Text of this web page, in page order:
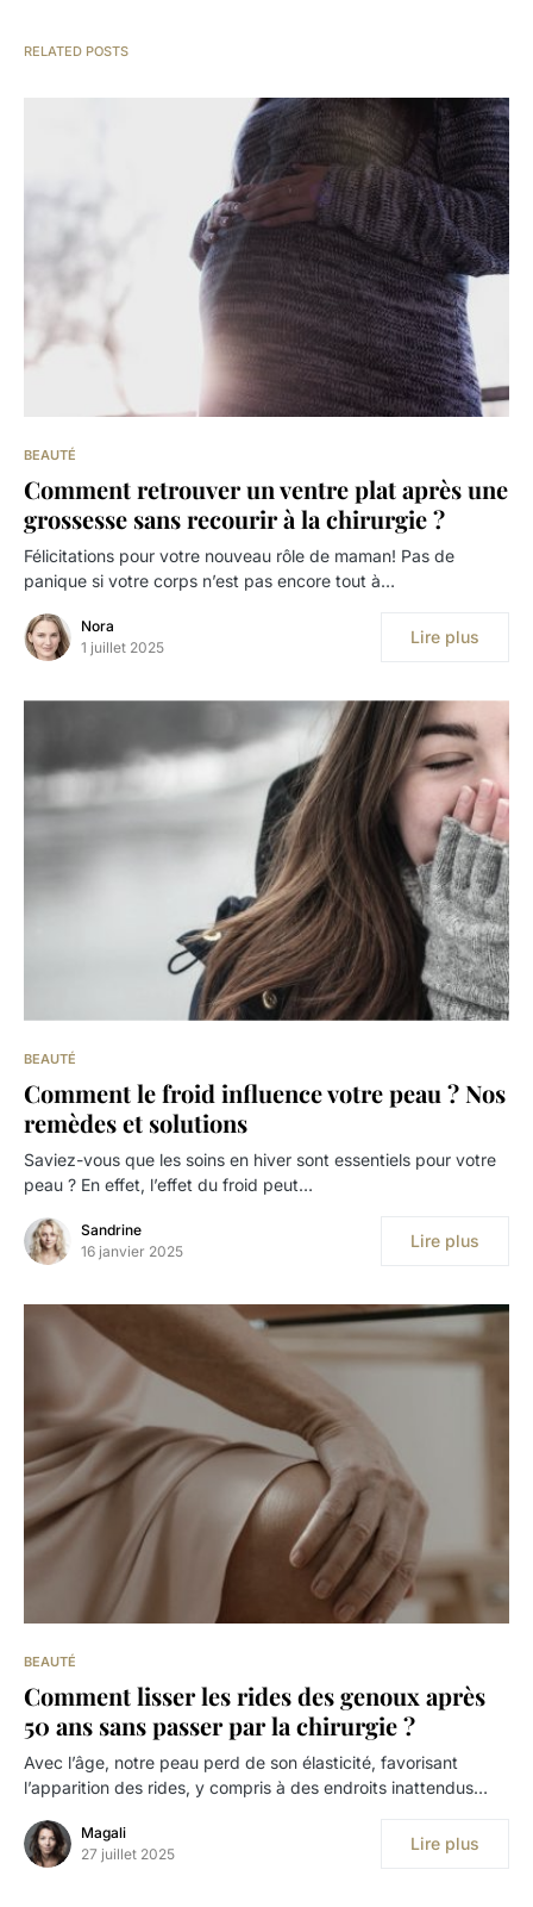
RELATED POSTS
BEAUTÉ
Comment retrouver un ventre plat après une
grossesse sans recourir à la chirurgie ?
Félicitations pour votre nouveau rôle de maman! Pas de
panique si votre corps n’est pas encore tout à…
Nora
1 juillet 2025
Lire plus
BEAUTÉ
Comment le froid influence votre peau ? Nos
remèdes et solutions
Saviez-vous que les soins en hiver sont essentiels pour votre
peau ? En effet, l’effet du froid peut…
Sandrine
16 janvier 2025
Lire plus
BEAUTÉ
Comment lisser les rides des genoux après
50 ans sans passer par la chirurgie ?
Avec l’âge, notre peau perd de son élasticité, favorisant
l’apparition des rides, y compris à des endroits inattendus…
Magali
27 juillet 2025
Lire plus